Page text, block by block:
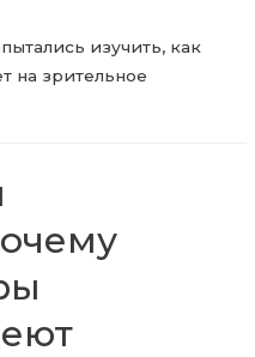
изучить, как
на зрительное